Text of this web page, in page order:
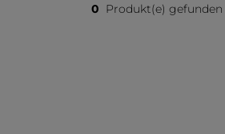
0 Produkt(e) gefunden